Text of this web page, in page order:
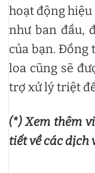
hoạt động
như ban đầu,
của bạn. Đồng
loa cũng sẽ
trợ xử lý triệt
(*) Xem thêm
tiết về các dịch